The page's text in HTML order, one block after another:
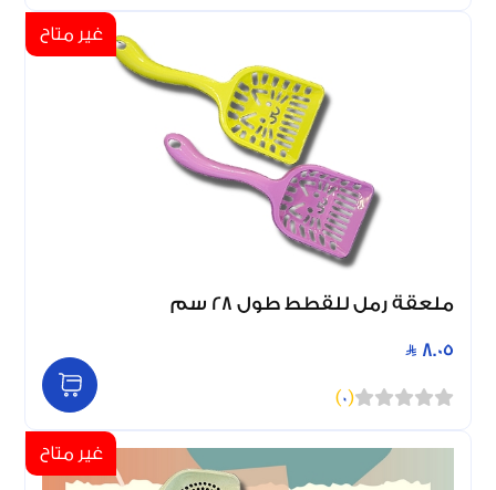
غير متاح
ملعقة رمل للقطط طول 28 سم
8.05
(
0
)
غير متاح